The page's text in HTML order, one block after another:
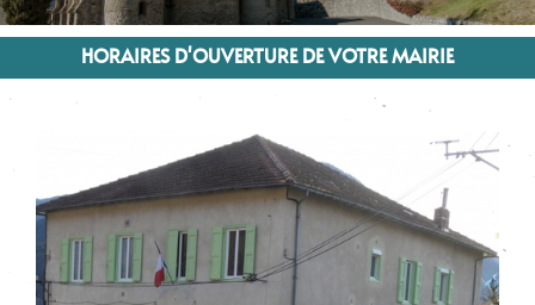
HORAIRES D'OUVERTURE DE VOTRE MAIRIE